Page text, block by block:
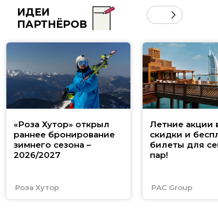
ИДЕИ
ПАРТНЁРОВ
«Роза Хутор» открыл
раннее бронирование
зимнего сезона –
2026/2027
Роза Хутор
Летние акции
скидки и
билеты для
пар!
PAC Group